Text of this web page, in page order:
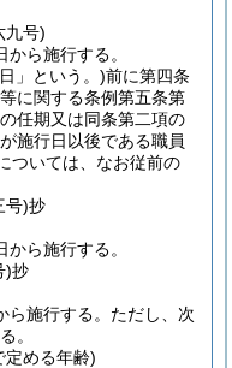
九号)
ら施行する。
」という。)前に第四条
に関する条例第五条第
任期又は同条第二項の
施行日以後である職員
ついては、なお従前の
号)抄
ら施行する。
)抄
施行する。 ただし、次
。
定める年齢)